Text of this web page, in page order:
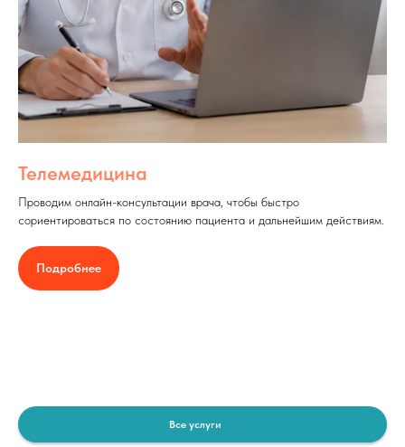
Телемедицина
Проводим онлайн-консультации врача, чтобы быстро
сориентироваться по состоянию пациента и дальнейшим действиям.
Подробнее
Все услуги